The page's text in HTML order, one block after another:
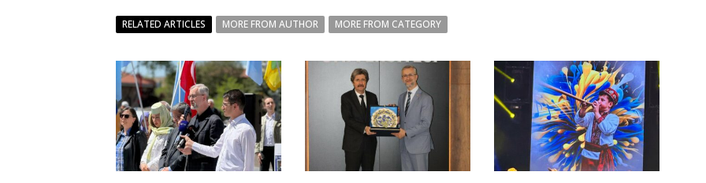
RELATED ARTICLES MORE FROM AUTHOR MORE FROM CATEGORY